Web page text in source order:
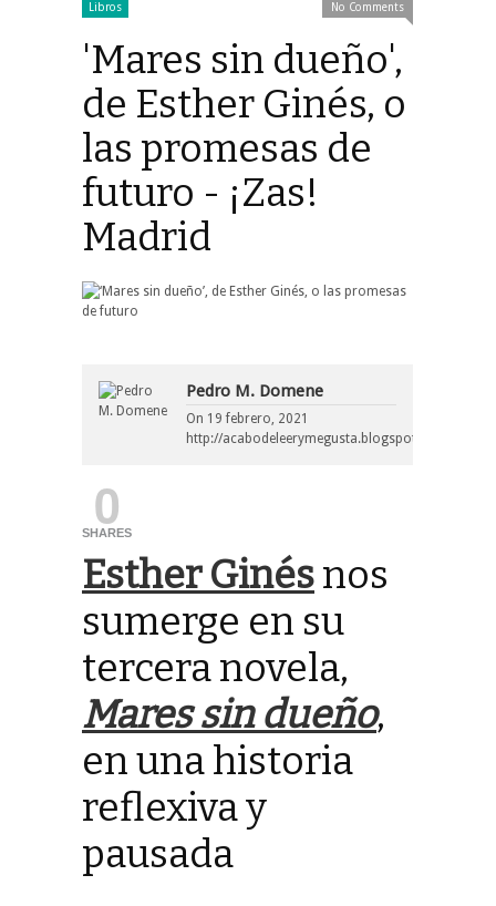
Libros No Comments
'Mares sin dueño',
de Esther Ginés, o
las promesas de
futuro - ¡Zas!
Madrid
Pedro M. Domene
On 19 febrero, 2021
http://acabodeleerymegusta.blogspot.com/
0
SHARES
Esther Ginésnos
sumerge en su
tercera novela,
Mares sin dueño,
en una historia
reflexiva y
pausada